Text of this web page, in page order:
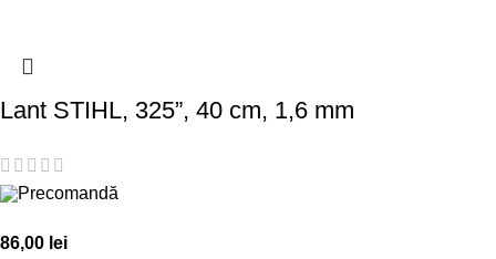
Lant STIHL, 325”, 40 cm, 1,6 mm
Precomandă
86,00 lei